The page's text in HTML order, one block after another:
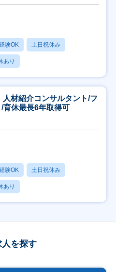
験OK 土日祝休み
あり
人材紹介コンサルタント/フ
育休最長6年取得可
験OK 土日祝休み
あり
人を探す